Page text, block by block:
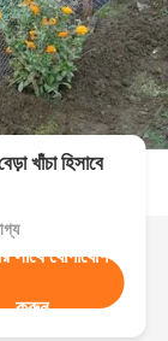
খাঁচা হিসাবে
সাথে যোগাযোগ
করুন